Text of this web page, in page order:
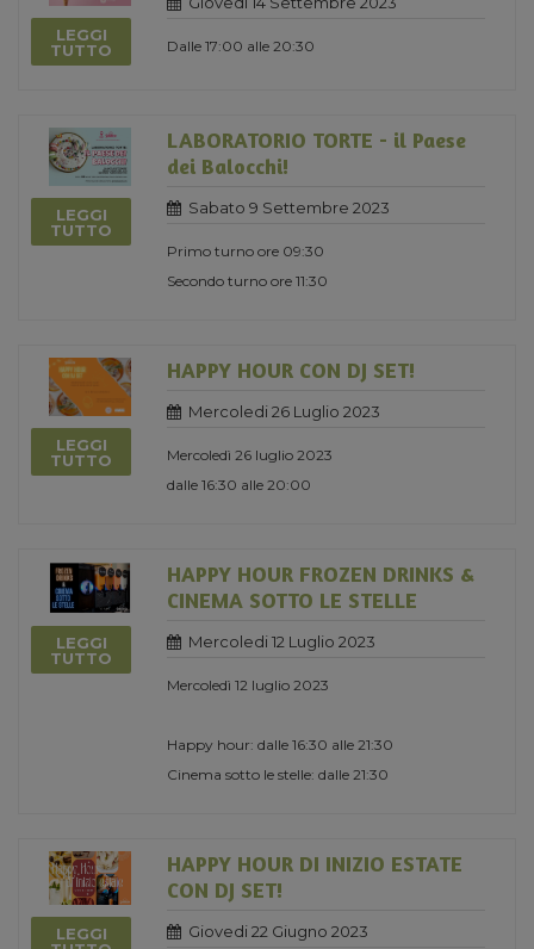
LEGGI
TUTTO
Dalle 17:00 alle 20:30
LEGGI
TUTTO
LABORATORIO TORTE - il Paese
dei Balocchi!
Sabato 9 Settembre 2023
Primo turno ore 09:30
Secondo turno ore 11:30
LEGGI
TUTTO
HAPPY HOUR CON DJ SET!
Mercoledi 26 Luglio 2023
Mercoledì 26 luglio 2023
dalle 16:30 alle 20:00
LEGGI
TUTTO
HAPPY HOUR FROZEN DRINKS &
CINEMA SOTTO LE STELLE
Mercoledi 12 Luglio 2023
Mercoledì 12 luglio 2023
Happy hour: dalle 16:30 alle 21:30
Cinema sotto le stelle: dalle 21:30
LEGGI
HAPPY HOUR DI INIZIO ESTATE
CON DJ SET!
Giovedi 22 Giugno 2023